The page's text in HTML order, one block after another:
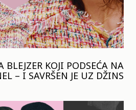
BLEJZER KOJI PODSEĆA NA
– I SAVRŠEN JE UZ DŽINS